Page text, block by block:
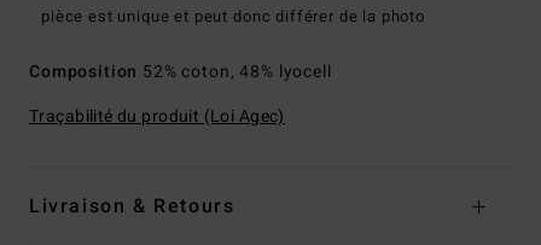
pièce est unique et peut donc différer de la photo
Composition 52% coton, 48% lyocell
Traçabilité du produit (Loi Agec)
Livraison & Retours